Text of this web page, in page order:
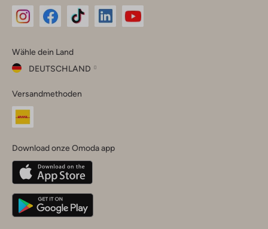
Instagram
Facebook
TikTok
Wähle dein Land
DEUTSCHLAND
dein
Land
Belgique(Français)
Deutschland
Versandmethoden
Download onze Omoda app